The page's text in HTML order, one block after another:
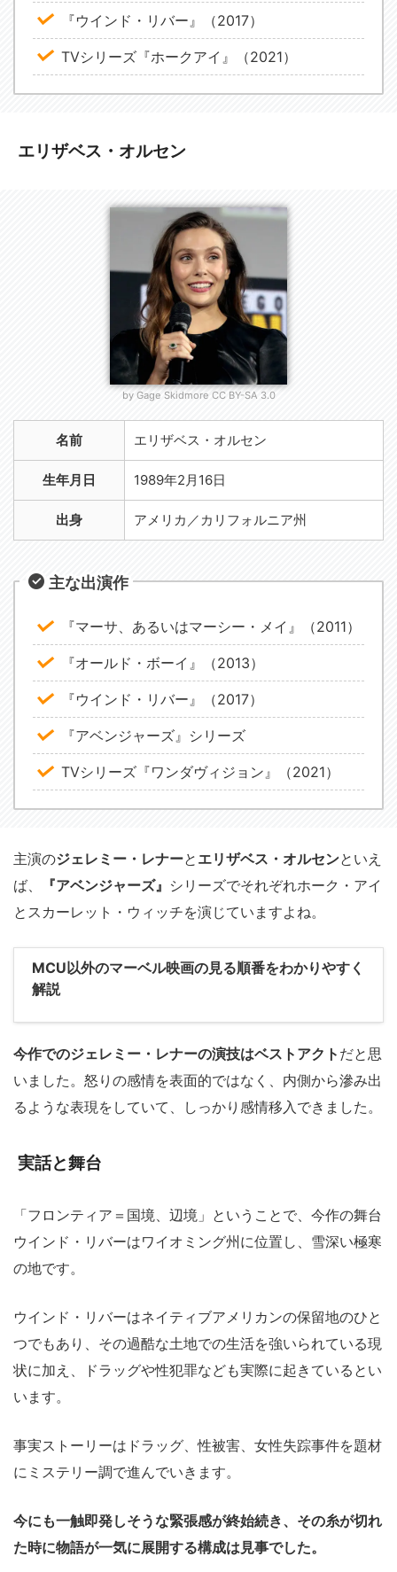
『ウインド・リバー』（2017）
TVシリーズ『ホークアイ』（2021）
エリザベス・オルセン
by Gage Skidmore CC BY-SA 3.0
名前 エリザベス・オルセン
生年月日 1989年2月16日
出身 アメリカ／カリフォルニア州
主な出演作
『マーサ、あるいはマーシー・メイ』（2011）
『オールド・ボーイ』（2013）
『ウインド・リバー』（2017）
『アベンジャーズ』シリーズ
TVシリーズ『ワンダヴィジョン』（2021）
主演のジェレミー・レナーと エリザベス・オルセンといえ
ば、
『アベンジャーズ』 シリーズでそれぞれホーク・アイ
とスカーレット・ウィッチを演じていますよね。
MCU以外のマーベル映画の見る順番をわかりやすく
解説
今作でのジェレミー・レナーの演技はベストアクト だと思
いました。怒りの感情を表面的ではなく、内側から滲み出
るような表現をしていて、しっかり感情移入できました。
実話と舞台
「フロンティア＝国境、辺境」ということで、今作の舞台
ウインド・リバーはワイオミング州に位置し、雪深い極寒
の地です。
ウインド・リバーはネイティブアメリカンの保留地のひと
つでもあり、その過酷な土地での生活を強いられている現
状に加え、ドラッグや性犯罪なども実際に起きているとい
います。
事実ストーリーはドラッグ、性被害、女性失踪事件を題材
にミステリー調で進んでいきます。
今にも一触即発しそうな緊張感が終始続き、その糸が切れ
た時に物語が一気に展開する構成は見事でした。